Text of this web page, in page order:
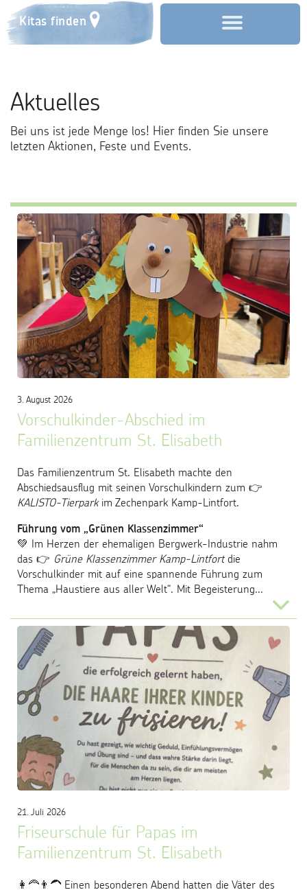
Kitas finden
Aktuelles
Familienzentrum
Förderverein
Kontakt
Trägergesellschaft
Aktuelles
Bei uns ist jede Menge los! Hier finden Sie unsere
letzten Aktionen, Feste und Events.
Vorschulkinder-Abschied im
Familienzentrum St. Elisabeth
3. August 2026
Das Familienzentrum St. Elisabeth machte den
Abschiedsausflug mit seinen Vorschulkindern zum 👉
KALISTO-Tierparkim Zechenpark Kamp-Lintfort.
Führung vom „Grünen Klassenzimmer“
💚 Im Herzen der ehemaligen Bergwerk-Industrie nahm
das 👉 Grüne Klassenzimmer Kamp-Lintfortdie
Vorschulkinder mit auf eine spannende Führung zum
Thema „Haustiere aus aller Welt“. Mit Begeisterung...
Friseurschule für Papas im
Familienzentrum St. Elisabeth
21. Juli 2026
👩‍🦰👨‍🦱 Einen besonderen Abend hatten die Väter des